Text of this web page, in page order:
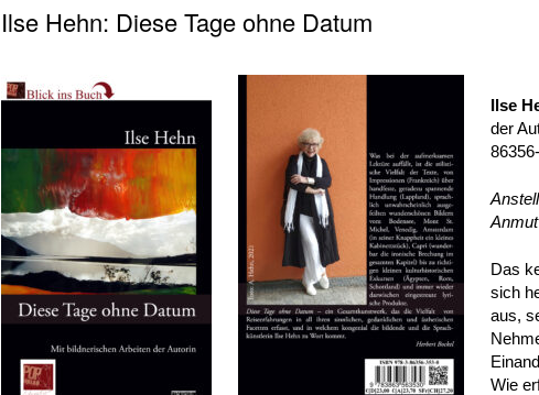
Ilse Hehn: Diese Tage ohne Datum
Ilse
der
Anmut
Das
sich
aus,
Wie